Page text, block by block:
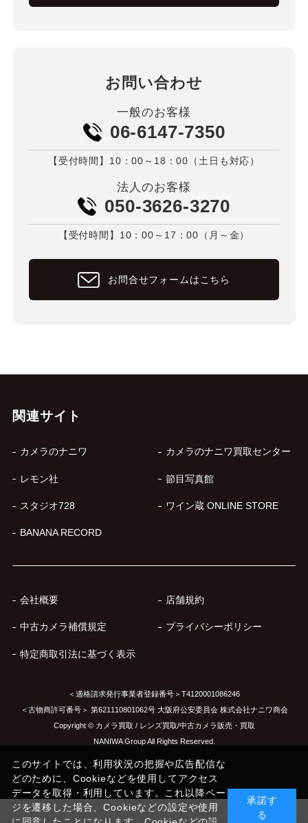
お問い合わせ
一般のお客様
06-6147-7350
【受付時間】10：00～18：00（土日も対応）
法人のお客様
050-3626-3270
【受付時間】10：00～17：00（月～金）
お問合せフォームはこちら
関連サイト
カメラのナニワ カメラのナニワ買取センター
レモン社 節目写真館
スタジオ728 ワイン蔵 ONLINE STORE
BANANA RECORD
会社概要 店舗規約
中古カメラ補償規定 プライバシーポリシー
特定商取引法に基づく表示
＜適格請求発行事業者登録番号＞T4120001086246
＜古物商許可番号＞ 第621110801062号 大阪府公安委員会 株式会社ナニワ商会
Copyright © カメラ買取 / レンズ買取/中古カメラ販売・買取
NANIWA Group All Rights Reserved.
このサイトでは、利用状況の把握や広告配信な
どのために、Cookieなどを使用してアクセス
データを取得・利用しています。これ以降ペー
ジを遷移した場合、Cookieなどの設定や使用
承諾す
る